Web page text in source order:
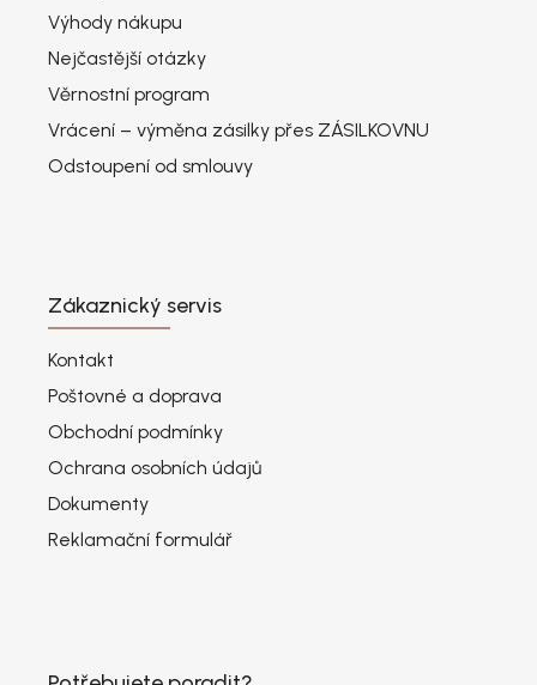
Výhody nákupu
Nejčastější otázky
Věrnostní program
Vrácení – výměna zásilky přes ZÁSILKOVNU
Odstoupení od smlouvy
Zákaznický servis
Kontakt
Poštovné a doprava
Obchodní podmínky
Ochrana osobních údajů
Dokumenty
Reklamační formulář